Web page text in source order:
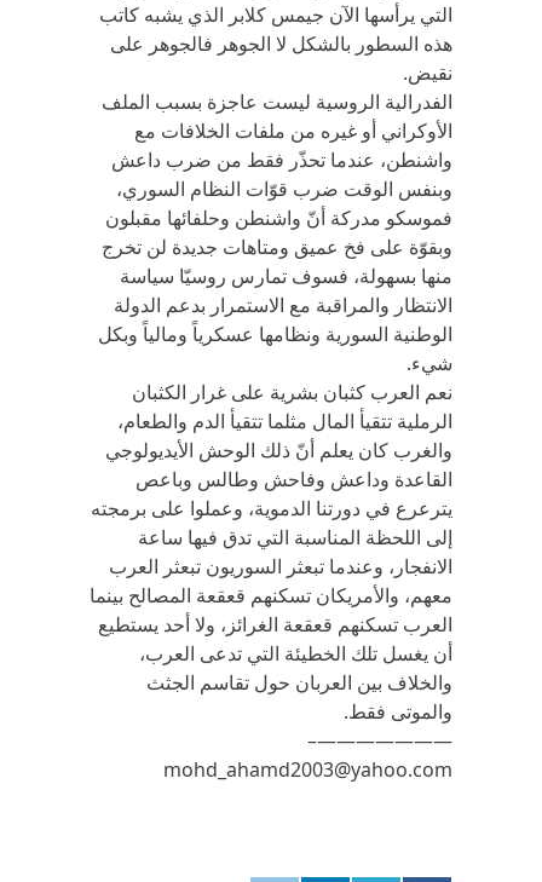
التي يرأسها الآن جيمس كلابر الذي يشبه كاتب
هذه السطور بالشكل لا الجوهر فالجوهر على
نقيض.
الفدرالية الروسية ليست عاجزة بسبب الملف
الأوكراني أو غيره من ملفات الخلافات مع
واشنطن، عندما تحذّر فقط من ضرب داعش
وبنفس الوقت ضرب قوّات النظام السوري،
فموسكو مدركة أنّ واشنطن وحلفائها مقبلون
وبقوّة على فخ عميق ومتاهات جديدة لن تخرج
منها بسهولة، فسوف تمارس روسيّا سياسة
الانتظار والمراقبة مع الاستمرار بدعم الدولة
الوطنية السورية ونظامها عسكرياً ومالياً وبكل
شيء.
نعم العرب كثبان بشرية على غرار الكثبان
الرملية تتقيأ المال مثلما تتقيأ الدم والطعام،
والغرب كان يعلم أنّ ذلك الوحش الأيديولوجي
القاعدة وداعش وفاحش وطالس وباعص
يترعرع في دورتنا الدموية، وعملوا على برمجته
إلى اللحظة المناسبة التي تدق فيها ساعة
الانفجار، وعندما تبعثر السوريون تبعثر العرب
معهم، والأمريكان تسكنهم قعقعة المصالح بينما
العرب تسكنهم قعقعة الغرائز، ولا أحد يستطيع
أن يغسل تلك الخطيئة التي تدعى العرب،
والخلاف بين العربان حول تقاسم الجثث
والموتى فقط.
———————–
mohd_ahamd2003@yahoo.com